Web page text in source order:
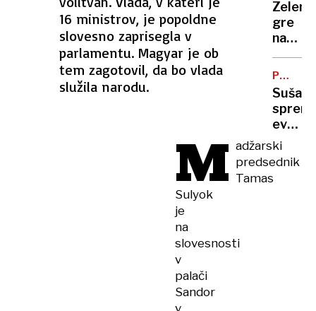
16 ministrov, je popoldne
slovesno zaprisegla v
parlamentu. Magyar je ob
tem zagotovil, da bo vlada
služila narodu.
M adžarski
predsednik
Tamas
Sulyok
je
na
slovesnosti
v
palači
Sandor
v
vas
na
bregu,
več
gre
na
obisk
k
Vučiću:
"To
je za
Ruse
udarec
v
obraz"
Suša
polja:
kako
se
bo